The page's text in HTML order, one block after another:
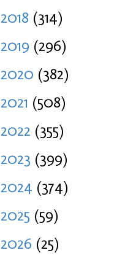
2018 (314)
2019 (296)
2020 (382)
2021 (508)
2022 (355)
2023 (399)
2024 (374)
2025 (59)
2026 (25)